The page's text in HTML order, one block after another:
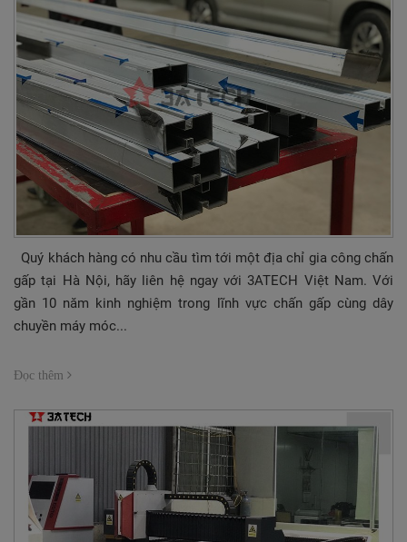
Quý khách hàng có nhu cầu tìm tới một địa chỉ gia công chấn
gấp tại Hà Nội, hãy liên hệ ngay với 3ATECH Việt Nam. Với
gần 10 năm kinh nghiệm trong lĩnh vực chấn gấp cùng dây
chuyền máy móc...
Đọc thêm